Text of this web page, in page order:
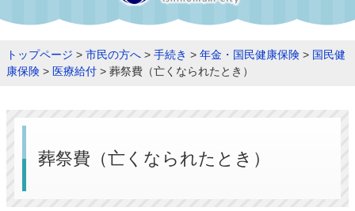
トップページ > 市民の方へ > 手続き > 年金・国民健康保険 > 国民健
康保険 > 医療給付 > 葬祭費（亡くなられたとき）
葬祭費（亡くなられたとき）